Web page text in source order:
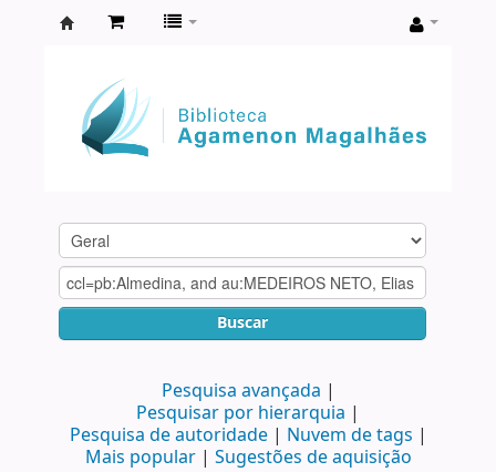
Agamenon
Magalhães
Buscar
Pesquisa avançada
Pesquisar por hierarquia
Pesquisa de autoridade
Nuvem de tags
Mais popular
Sugestões de aquisição